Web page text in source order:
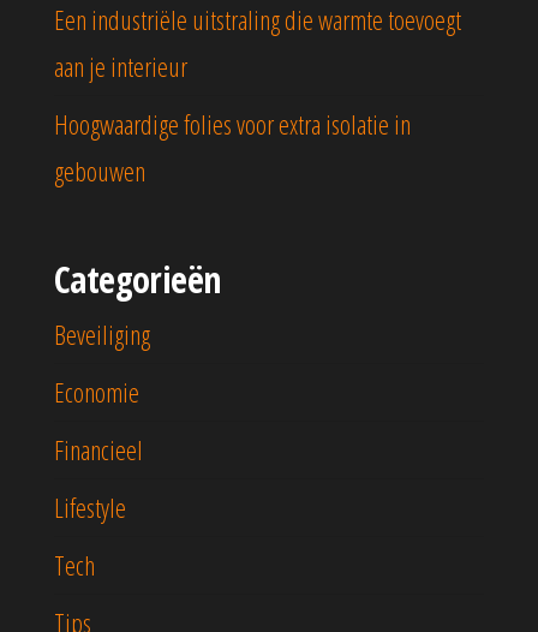
Een industriële uitstraling die warmte toevoegt
aan je interieur
Hoogwaardige folies voor extra isolatie in
gebouwen
Categorieën
Beveiliging
Economie
Financieel
Lifestyle
Tech
Tips